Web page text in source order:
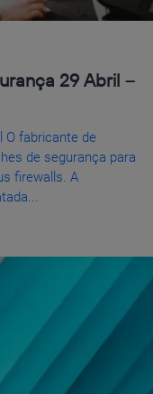
29 Abril –
O fabricante de
de segurança para
firewalls. A